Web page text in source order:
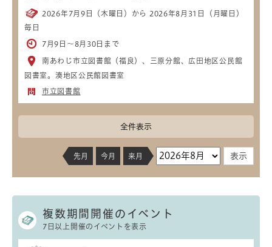
2026年7月9日（木曜日）から 2026年8月31日（月曜日）
毎日
7月9日～8月30日まで
南あわじ市立図書館（福良）、三原分館、広田地区公民館
図書室。湊地区公民館図書室
市立図書館
全件表示
先月 今月 来月
複数期間開催のイベント
7日以上開催のイベントを表示